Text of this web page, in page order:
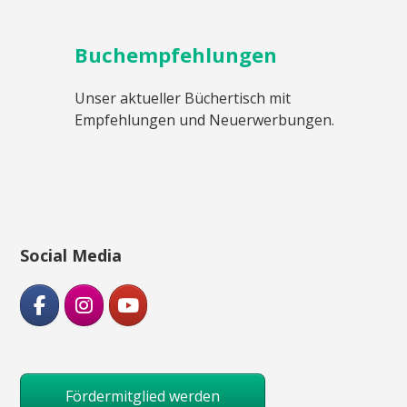
Buchempfehlungen
Unser aktueller Büchertisch mit
Empfehlungen und Neuerwerbungen.
Social Media
Fördermitglied werden